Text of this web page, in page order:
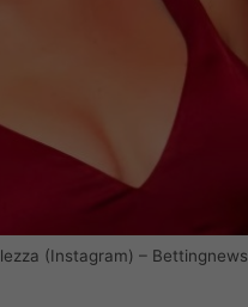
(Instagram) – Bettingnews